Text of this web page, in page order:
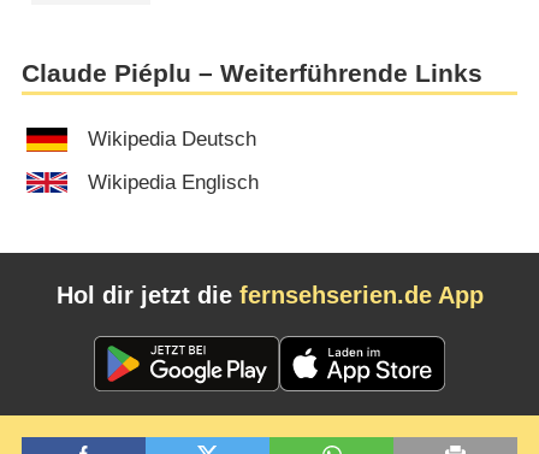
Claude Piéplu – Weiterführende Links
Wikipedia Deutsch
Wikipedia Englisch
Hol dir jetzt die fernsehserien.de App